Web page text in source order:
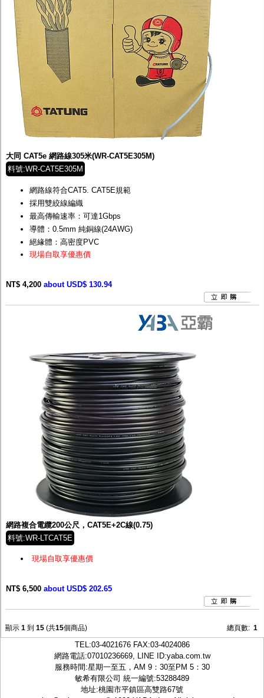
大同 CAT5e 網路線305米(WR-CAT5E305M)
料號:WR-CAT5E305M
網路線符合CAT5. CAT5E規範
採用雙絞線編織
最高傳輸速率：可達1Gbps
導體：0.5mm 純銅線(24AWG)
絕緣體：高密度PVC
現場自取享優惠價
NT$ 4,200 about USD$ 130.94
網路複合電纜200公尺，CAT5E+2C線(0.75)
料號:WR-LTCAT5E
現場自取享優惠價
NT$ 6,500 about USD$ 202.65
顯示 1 到 15 (共15個商品) 總頁數: 1
TEL:03-4021676FAX:03-4024086
網路電話:07010236669, LINE ID:yaba.com.tw
服務時間:星期一至五，AM 9：30至PM 5：30
敏希有限公司 統一編號:53288489
地址:桃園市平鎮區高雙路67號